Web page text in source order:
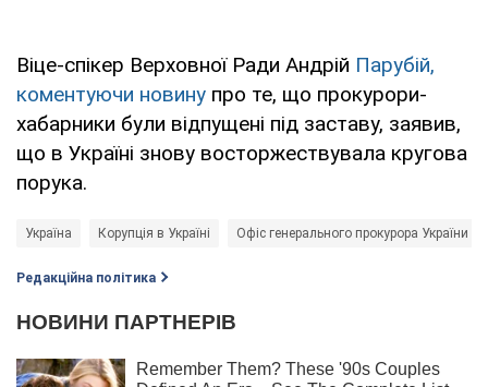
Віце-спікер Верховної Ради Андрій Парубій,
коментуючи новину про те, що прокурори-
хабарники були відпущені під заставу, заявив,
що в Україні знову восторжествувала кругова
порука.
Україна Корупція в Україні Офіс генерального прокурора України
Редакційна політика